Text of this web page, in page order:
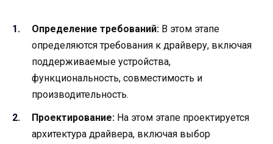
Определение требований: В этом этапе
определяются требования к драйверу, включая
поддерживаемые устройства,
функциональность, совместимость и
производительность.
Проектирование: На этом этапе проектируется
архитектура драйвера, включая выбор